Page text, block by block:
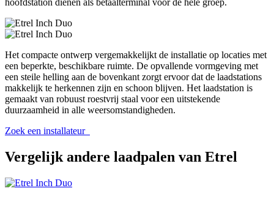
hoofdstation dienen als betaalterminal voor de hele groep.
Het compacte ontwerp vergemakkelijkt de installatie op locaties met
een beperkte, beschikbare ruimte. De opvallende vormgeving met
een steile helling aan de bovenkant zorgt ervoor dat de laadstations
makkelijk te herkennen zijn en schoon blijven. Het laadstation is
gemaakt van robuust roestvrij staal voor een uitstekende
duurzaamheid in alle weersomstandigheden.
Zoek een installateur
Vergelijk andere laadpalen van Etrel